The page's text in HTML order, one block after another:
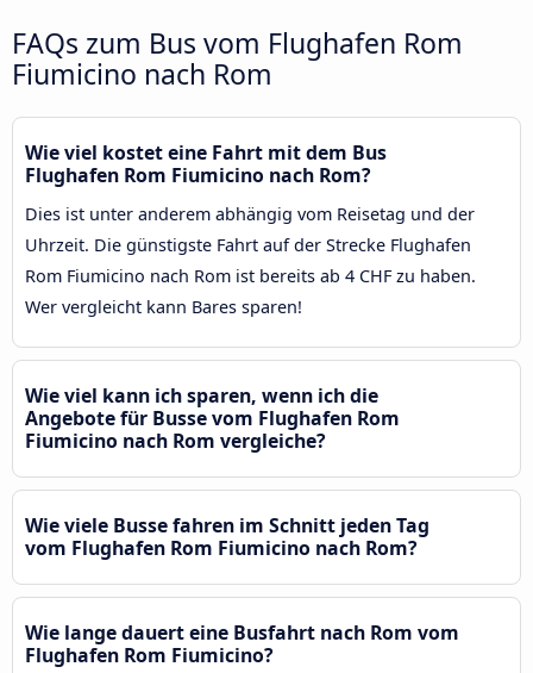
FAQs zum Bus vom Flughafen Rom
Fiumicino nach Rom
Wie viel kostet eine Fahrt mit dem Bus
Flughafen Rom Fiumicino nach Rom?
Dies ist unter anderem abhängig vom Reisetag und der
Uhrzeit. Die günstigste Fahrt auf der Strecke Flughafen
Rom Fiumicino nach Rom ist bereits ab 4 CHF zu haben.
Wer vergleicht kann Bares sparen!
Wie viel kann ich sparen, wenn ich die
Angebote für Busse vom Flughafen Rom
Fiumicino nach Rom vergleiche?
Wie viele Busse fahren im Schnitt jeden Tag
vom Flughafen Rom Fiumicino nach Rom?
Wie lange dauert eine Busfahrt nach Rom vom
Flughafen Rom Fiumicino?